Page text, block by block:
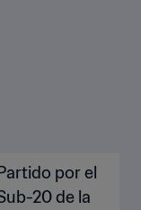
por el
20 de la